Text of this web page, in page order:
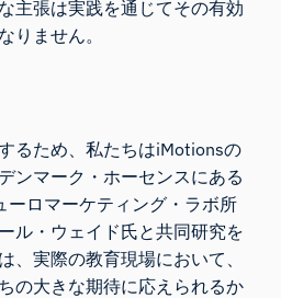
主張は実践を通じてその有効
りません。
るため、私たちはiMotionsの
デンマーク・ホーセンスにある
ーロマーケティング・ラボ所
ル・ウェイド氏と共同研究を
、実際の教育現場において、
の大きな期待に応えられるか